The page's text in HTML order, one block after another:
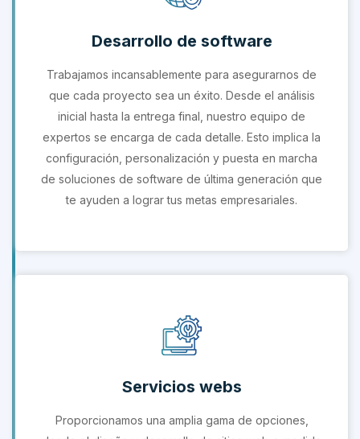
Desarrollo de software
Trabajamos incansablemente para asegurarnos de
que cada proyecto sea un éxito. Desde el análisis
inicial hasta la entrega final, nuestro equipo de
expertos se encarga de cada detalle. Esto implica la
configuración, personalización y puesta en marcha
de soluciones de software de última generación que
te ayuden a lograr tus metas empresariales.
Servicios webs
Proporcionamos una amplia gama de opciones,